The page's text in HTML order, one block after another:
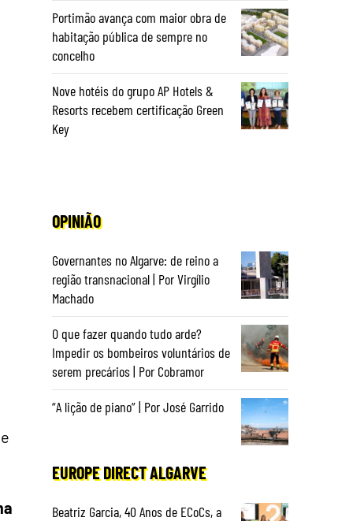
Portimão avança com maior obra de
habitação pública de sempre no
concelho
Nove hotéis do grupo AP Hotels &
Resorts recebem certificação Green
Key
OPINIÃO
Governantes no Algarve: de reino a
região transnacional | Por Virgílio
Machado
O que fazer quando tudo arde?
Impedir os bombeiros voluntários de
serem precários | Por Cobramor
“A lição de piano” | Por José Garrido
EUROPE DIRECT ALGARVE
Beatriz Garcia, 40 Anos de ECoCs, a